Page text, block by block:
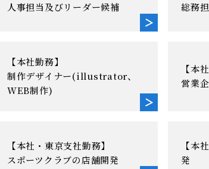
人事担当及びリーダー候補
総務
【本社勤務】
制作デザイナー(illustrator、
WEB制作)
【本
営業
【本社・東京支社勤務】
スポーツクラブの店舗開発
【本
発